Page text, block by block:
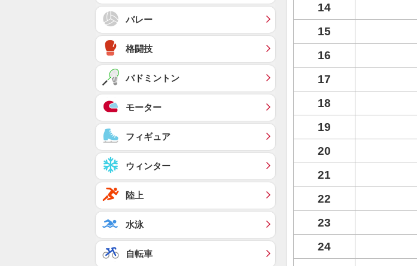
14
15
16
17
18
19
20
21
22
23
24
バレー
格闘技
バドミントン
モーター
フィギュア
ウィンター
陸上
水泳
自転車